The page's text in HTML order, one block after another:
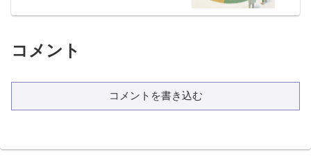
コメント
コメントを書き込む